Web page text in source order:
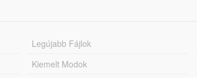
Legújabb Fájlok
Kiemelt Modok